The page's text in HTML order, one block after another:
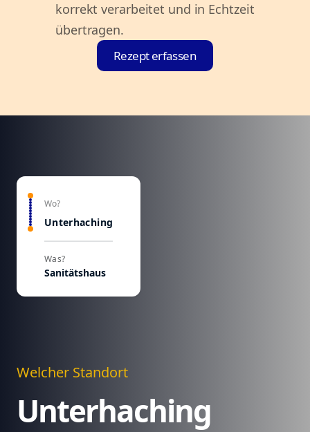
korrekt verarbeitet und in Echtzeit
übertragen.
Rezept erfassen
Wo?
Unterhaching
Was?
Sanitätshaus
Welcher Standort
Unterhaching